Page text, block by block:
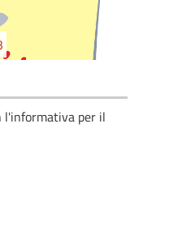
l'informativa per il